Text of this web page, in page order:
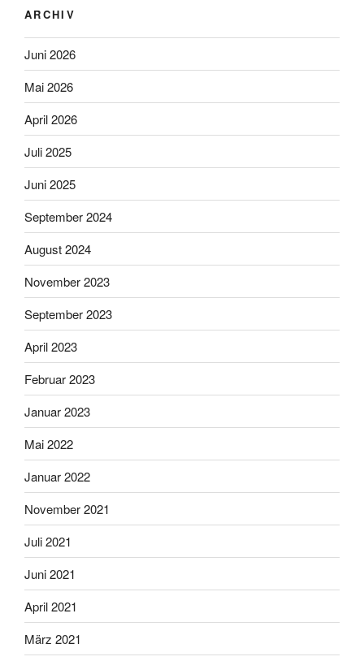
ARCHIV
Juni 2026
Mai 2026
April 2026
Juli 2025
Juni 2025
September 2024
August 2024
November 2023
September 2023
April 2023
Februar 2023
Januar 2023
Mai 2022
Januar 2022
November 2021
Juli 2021
Juni 2021
April 2021
März 2021